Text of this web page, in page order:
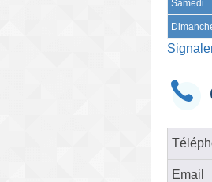
Samedi
Email